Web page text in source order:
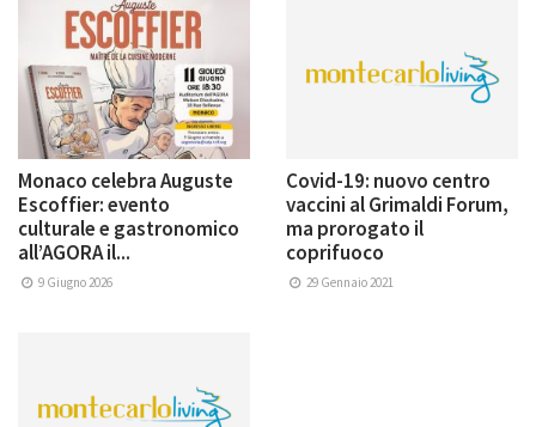
Monaco celebra Auguste
Escoffier: evento
culturale e gastronomico
all’AGORA il...
9 Giugno 2026
Covid-19: nuovo centro
vaccini al Grimaldi Forum,
ma prorogato il
coprifuoco
29 Gennaio 2021